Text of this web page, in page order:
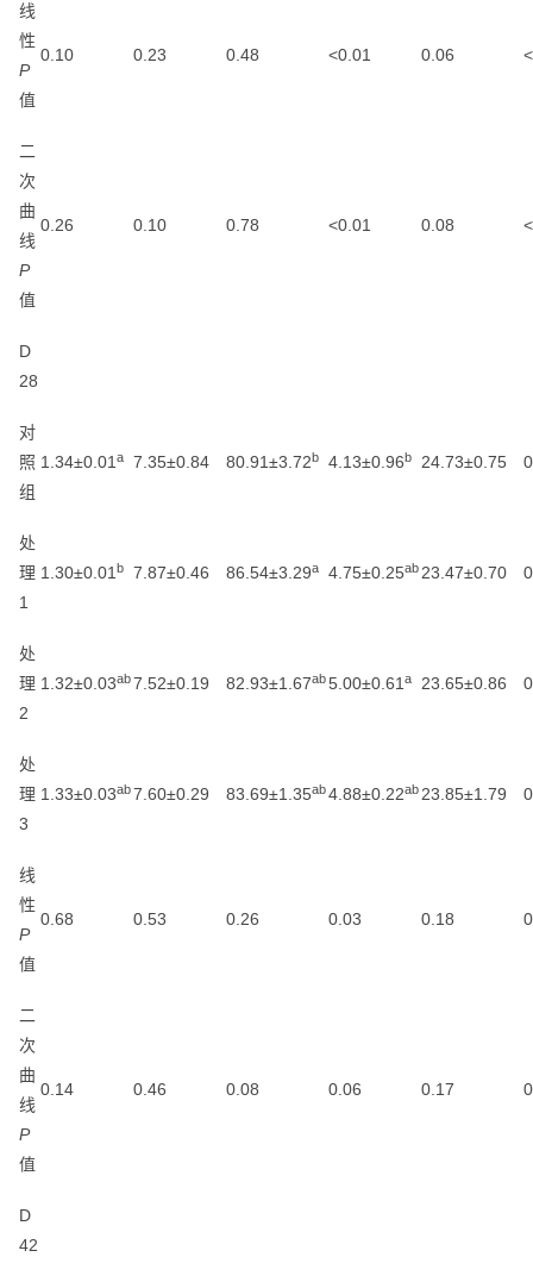
线
性
P
值
0.10 0.23 0.48 <0.01 0.06
二
次
曲
线
P
值
0.26 0.10 0.78 <0.01 0.08
D
28
对
照
组
1.34±0.01a 7.35±0.84 80.91±3.72b 4.13±0.96b 24.73±0.75
处
理
1
1.30±0.01b 7.87±0.46 86.54±3.29a 4.75±0.25ab23.47±0.70
处
理
2
1.32±0.03ab7.52±0.19 82.93±1.67ab5.00±0.61a 23.65±0.86
处
理
3
1.33±0.03ab7.60±0.29 83.69±1.35ab4.88±0.22ab23.85±1.79
线
性
P
值
0.68 0.53 0.26 0.03 0.18
二
次
曲
线
P
值
0.14 0.46 0.08 0.06 0.17
D
42